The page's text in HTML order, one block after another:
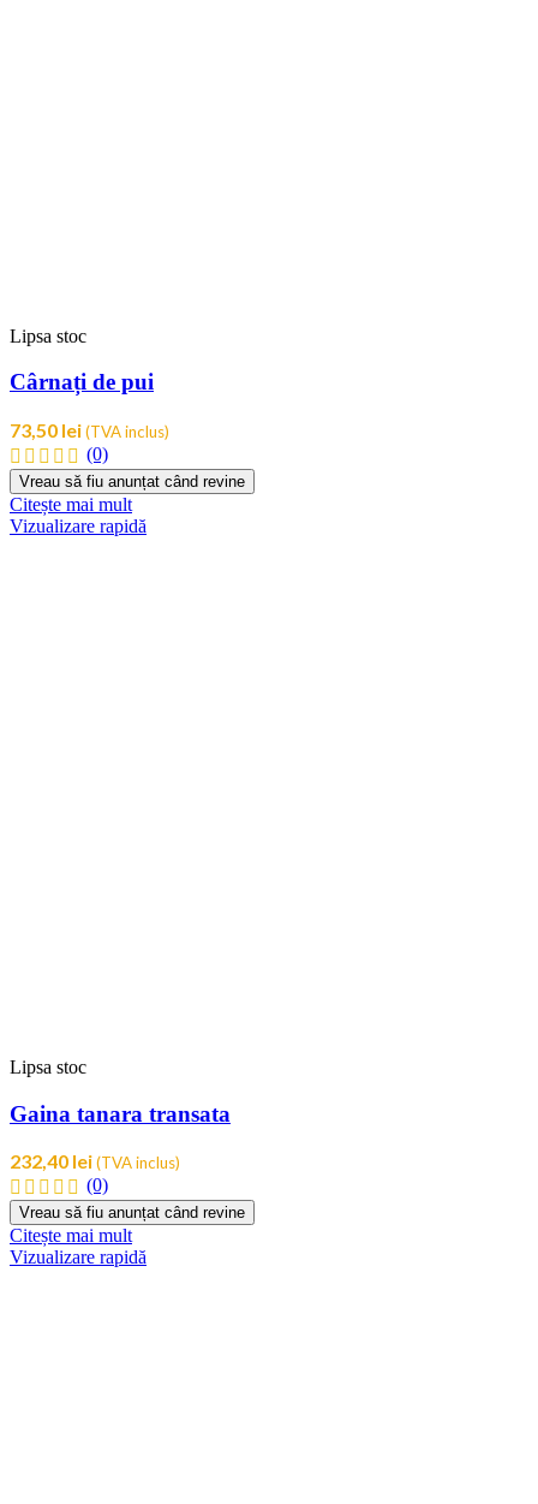
Lipsa stoc
Cârnați de pui
73,50 lei(TVA inclus)
(0)
Citește mai mult
Vizualizare rapidă
Lipsa stoc
Gaina tanara transata
232,40 lei(TVA inclus)
(0)
Citește mai mult
Vizualizare rapidă